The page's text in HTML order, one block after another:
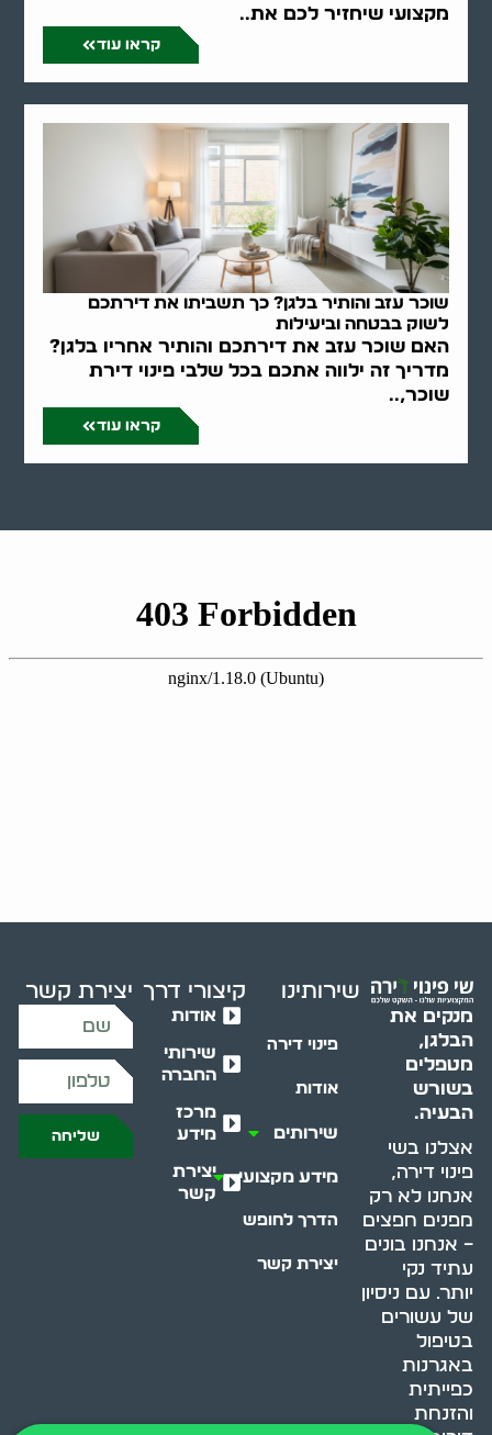
מקצועי שיחזיר לכם את..
קראו עוד
שוכר עזב והותיר בלגן? כך תשביתו את דירתכם
לשוק בבטחה וביעילות
האם שוכר עזב את דירתכם והותיר אחריו בלגן?
מדריך זה ילווה אתכם בכל שלבי פינוי דירת
שוכר,..
קראו עוד
מנקים את
הבלגן,
מטפלים
בשורש
הבעיה.
אצלנו בשי
פינוי דירה,
אנחנו לא רק
מפנים חפצים
– אנחנו בונים
עתיד נקי
יותר. עם ניסיון
של עשורים
בטיפול
באגרנות
כפייתית
והזנחת
שירותינו
פינוי דירה
אודות
שירותים
מידע מקצועי
הדרך לחופש
יצירת קשר
קיצורי דרך
אודות
שירותי
החברה
מרכז
מידע
יצירת
קשר
יצירת קשר
שליחה